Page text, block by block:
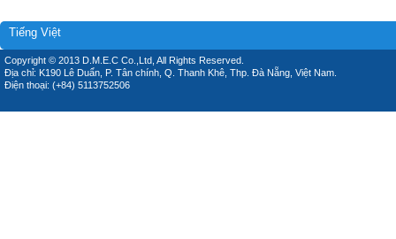
Tiếng Việt
Copyright © 2013 D.M.E.C Co.,Ltd, All Rights Reserved.
Địa chỉ: K190 Lê Duẩn, P. Tân chính, Q. Thanh Khê, Thp. Đà Nẵng, Việt Nam.
Điện thoại: (+84) 5113752506